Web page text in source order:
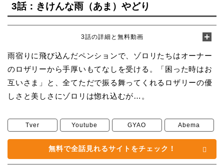
3話：きけんな雨（あま）やどり
3話の詳細と無料動画
雨宿りに飛び込んだペンションで、ゾロリたちはオーナー
のロザリーから手厚いもてなしを受ける。「困った時はお
互いさま」と、全てただで振る舞ってくれるロザリーの優
しさと美しさにゾロリは惚れ込むが…。
Tver Youtube GYAO Abema
無料で全話見れるサイトをチェック！